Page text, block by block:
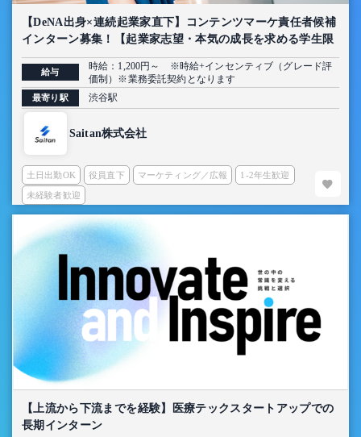
【DeNA出身×連続起業家直下】コンテンツマーケ責任者候補
インターン募集！【起業家志望・本気の成長を求める学生限
定】
給与
時給：1,200円～ ※時給+インセンティブ（グレード評
価制）※業務委託契約となります
最寄り駅 渋谷駅
Saitan株式会社
土日出勤OK 役員直下 マーケティング／広報 1-2年生歓迎
未経験者歓迎
【上流から下流までを経験】医療テックスタートアップでの
長期インターン